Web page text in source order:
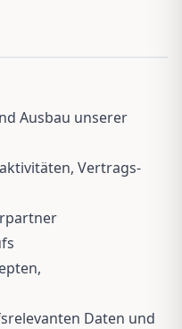
Ausbau unserer
Vertrags-
Daten und